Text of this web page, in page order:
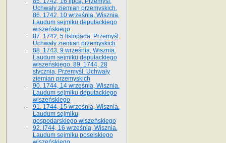
Uchwały ziemian przemyskich.
86. 1742, 10 września, Wisznia.
Laudum sejmiku deputackiego
wiszeńskiego
87. 1742, 5 listopada, Przemyśl.
Uchwały ziemian przemyskich
88. 1743, 9 września, Wisznia.
Laudum sejmiku deputackiego
wiszeńskiego. 89. 1744, 28
stycznia, Przemyśl. Uchwały
ziemian przemyskich
90. 1744, 14 września, Wisznia.
Laudum sejmiku deputackiego
wiszeńskiego
91. 1744, 15 września, Wisznia.
Laudum sejmiku
gospodarskiego wiszeńskiego
92. l744, 16 września, Wisznia.
Laudum sejmiku poselskiego